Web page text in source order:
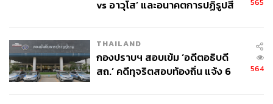
vs อาวุโส’ และอนาคตการปฏิรูปสี
565
THAILAND
กองปราบฯ สอบเข้ม ‘อดีตอธิบดี
สถ.’ คดีทุจริตสอบท้องถิ่น แจ้ง 6
564